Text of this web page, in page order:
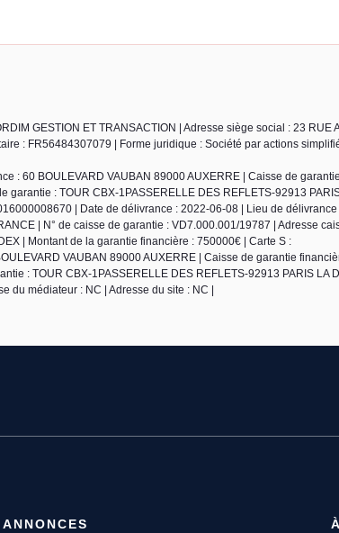
GESTION ET TRANSACTION | Adresse siège social : 23 RUE
: FR56484307079 | Forme juridique : Société par actions
: 60 BOULEVARD VAUBAN 89000 AUXERRE | Caisse de
: TOUR CBX-1PASSERELLE DES REFLETS-92913
| Date de délivrance : 2022-06-08 | Lieu de délivrance
| N° de caisse de garantie : VD7.000.001/19787 | Adresse
| Montant de la garantie financière : 750000€ | Carte S :
VAUBAN 89000 AUXERRE | Caisse de garantie
: TOUR CBX-1PASSERELLE DES REFLETS-92913 PARIS LA
du médiateur : NC | Adresse du site : NC |